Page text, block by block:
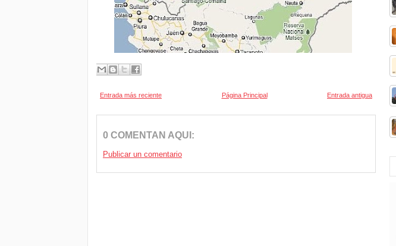
Entrada más reciente Entrada antigua
Página Principal
0 COMENTAN AQUI:
Publicar un comentario